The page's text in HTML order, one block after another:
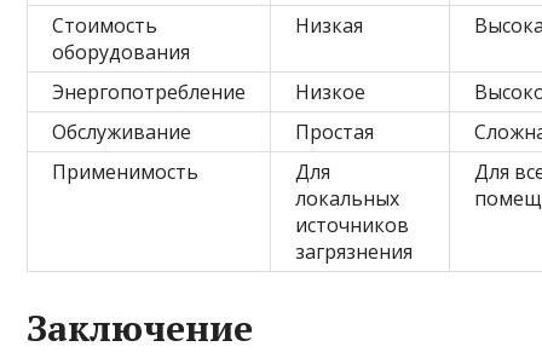
Стоимость
оборудования
Низкая
Энергопотребление Низкое
Обслуживание
Простая
Применимость
Для
локальных
источников
загрязнения
Для
Заключение